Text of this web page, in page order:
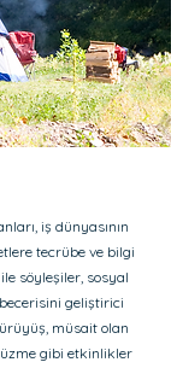
iş dünyasının
tecrübe ve bilgi
söyleşiler, sosyal
geliştirici
müsait olan
gibi etkinlikler